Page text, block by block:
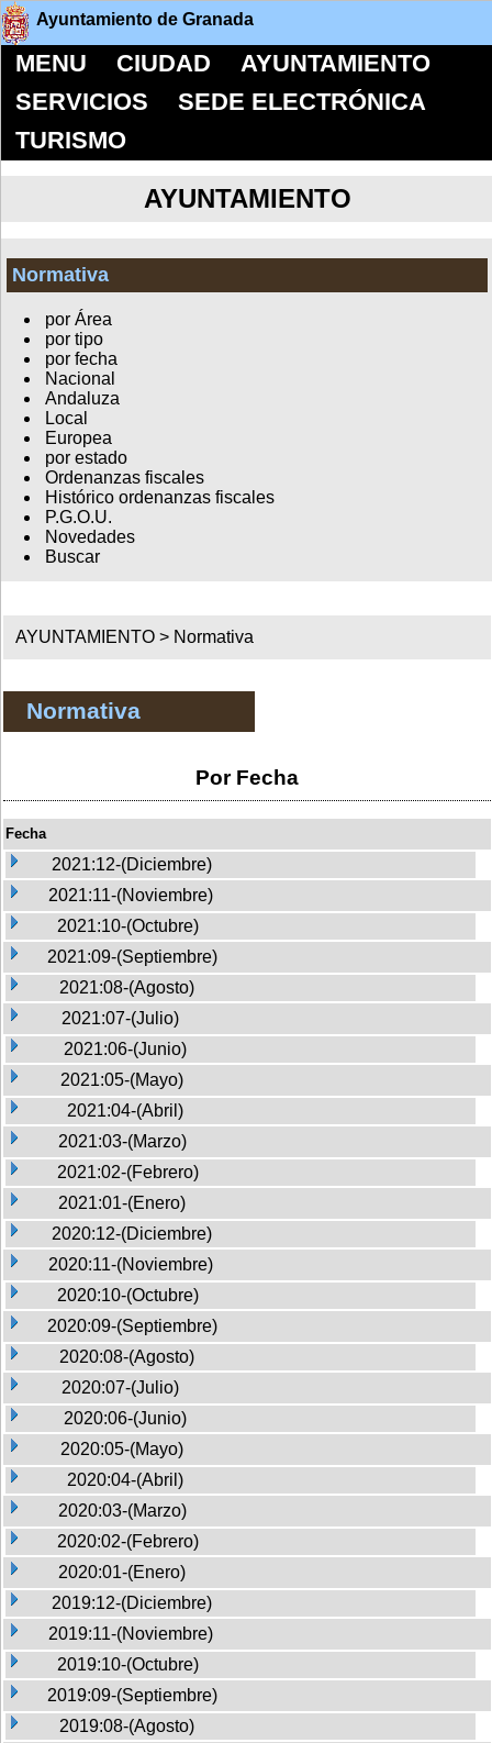
Ayuntamiento de Granada
MENU CIUDAD
AYUNTAMIENTO
SERVICIOS
SEDE ELECTRÓNICA
TURISMO
AYUNTAMIENTO
Normativa
por Área
por tipo
por fecha
Nacional
Andaluza
Local
Europea
por estado
Ordenanzas fiscales
Histórico ordenanzas fiscales
P.G.O.U.
Novedades
Buscar
AYUNTAMIENTO > Normativa
Normativa
Por Fecha
Fecha
2021:12-(Diciembre)
2021:11-(Noviembre)
2021:10-(Octubre)
2021:09-(Septiembre)
2021:08-(Agosto)
2021:07-(Julio)
2021:06-(Junio)
2021:05-(Mayo)
2021:04-(Abril)
2021:03-(Marzo)
2021:02-(Febrero)
2021:01-(Enero)
2020:12-(Diciembre)
2020:11-(Noviembre)
2020:10-(Octubre)
2020:09-(Septiembre)
2020:08-(Agosto)
2020:07-(Julio)
2020:06-(Junio)
2020:05-(Mayo)
2020:04-(Abril)
2020:03-(Marzo)
2020:02-(Febrero)
2020:01-(Enero)
2019:12-(Diciembre)
2019:11-(Noviembre)
2019:10-(Octubre)
2019:09-(Septiembre)
2019:08-(Agosto)